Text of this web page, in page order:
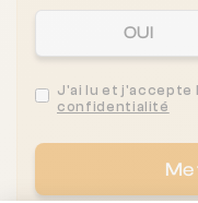
OUI
J'ai lu et j'accepte
confidentialité